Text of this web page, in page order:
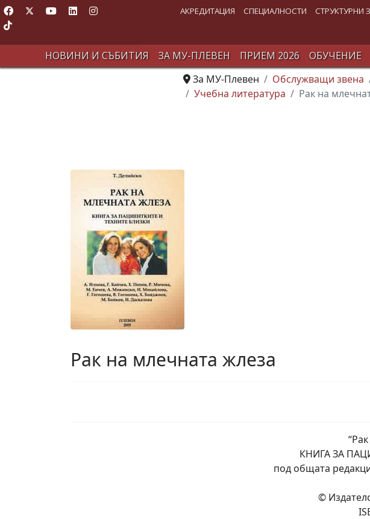
АКРЕДИТАЦИЯ СПЕЦИАЛНОСТИ СТРУКТУРНИ
НОВИНИ И СЪБИТИЯ ЗА МУ-ПЛЕВЕН ПРИЕМ 2026 ОБУЧЕНИЕ
За МУ-Плевен
Обслужващи звена
Учебна литература
Рак на
Рак на млечната жлеза
КНИГА ЗА
под общата
©